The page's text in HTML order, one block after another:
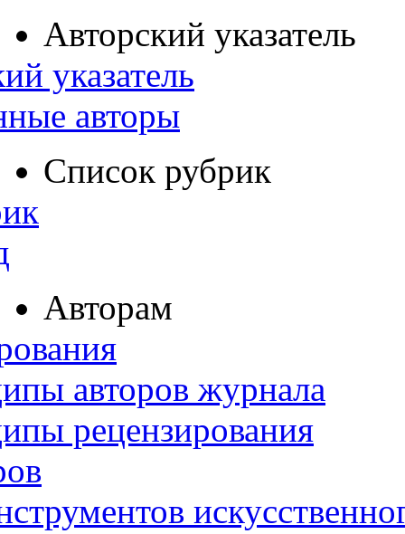
Авторский указатель
указатель
авторы
Список рубрик
Авторам
авторов журнала
рецензирования